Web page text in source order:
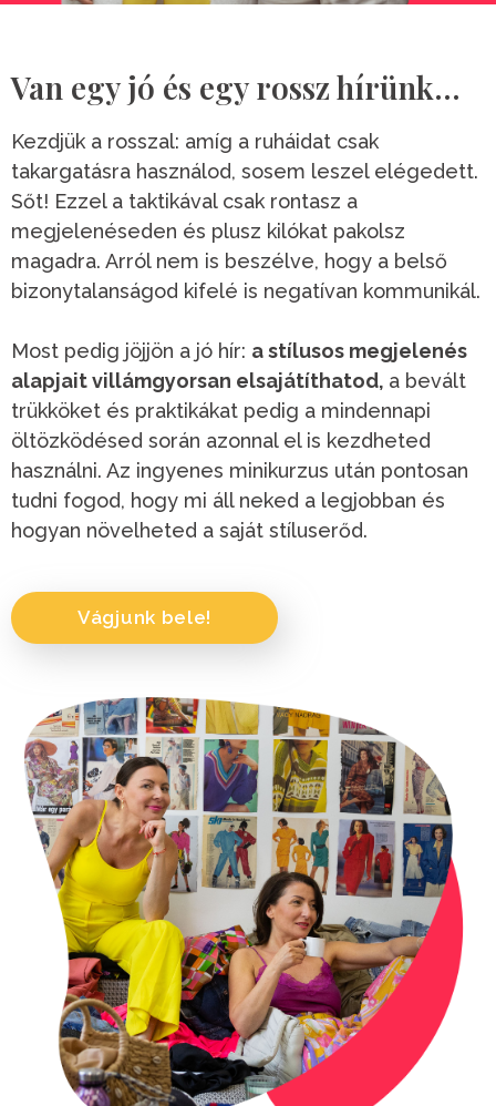
Van egy jó és egy rossz hírünk...
Kezdjük a rosszal: amíg a ruháidat csak
takargatásra használod, sosem leszel elégedett.
Sőt! Ezzel a taktikával csak rontasz a
megjelenéseden és plusz kilókat pakolsz
magadra. Arról nem is beszélve, hogy a belső
bizonytalanságod kifelé is negatívan kommunikál.
Most pedig jöjjön a jó hír: a stílusos megjelenés
alapjait villámgyorsan elsajátíthatod, a bevált
trükköket és praktikákat pedig a mindennapi
öltözködésed során azonnal el is kezdheted
használni. Az ingyenes minikurzus után pontosan
tudni fogod, hogy mi áll neked a legjobban és
hogyan növelheted a saját stíluserőd.
Vágjunk bele!